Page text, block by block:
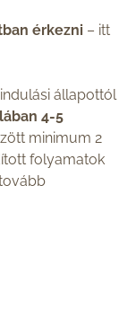
érkezni – itt
állapottól
4-5
minimum 2
folyamatok